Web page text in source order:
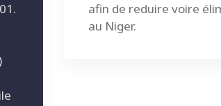
afin de reduire voire
au Niger.